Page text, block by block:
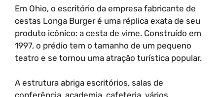
Em Ohio, o escritório da empresa fabricante de
cestas Longa Burger é uma réplica exata de seu
produto icônico: a cesta de vime. Construído em
1997, o prédio tem o tamanho de um pequeno
teatro e se tornou uma atração turística popular.
A estrutura abriga escritórios, salas de
conferência, academia, cafeteria, vários